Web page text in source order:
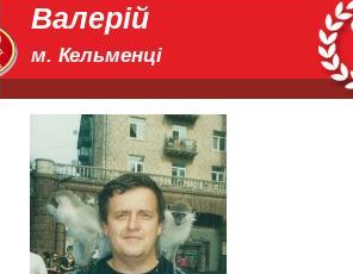
Валерій
м. Кельменці